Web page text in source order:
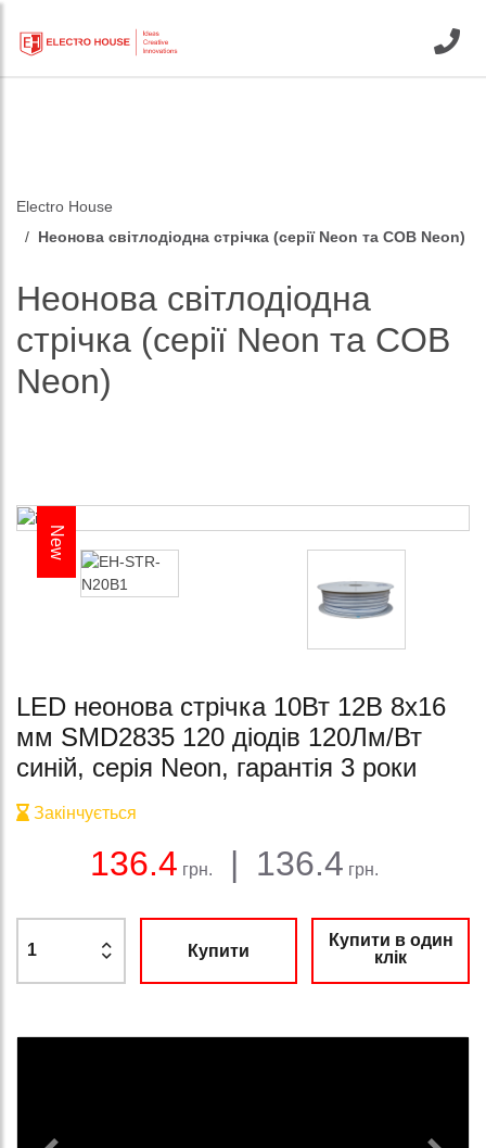
Electro House
Неонова світлодіодна стрічка (серії Neon та COB Neon)
Неонова світлодіодна
стрічка (серії Neon та COB
Neon)
New
LED неонова стрічка 10Вт 12В 8х16
мм SMD2835 120 діодів 120Лм/Вт
синій, серія Neon, гарантія 3 роки
Баланс:
Закінчується
136.4 грн. | 136.4 грн.
Купити
Купити в один
клік